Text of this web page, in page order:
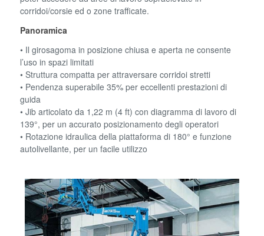
corridoi/corsie ed o zone trafficate.
Panoramica
• Il girosagoma in posizione chiusa e aperta ne consente
l’uso in spazi limitati
• Struttura compatta per attraversare corridoi stretti
• Pendenza superabile 35% per eccellenti prestazioni di
guida
• Jib articolato da 1,22 m (4 ft) con diagramma di lavoro di
139°, per un accurato posizionamento degli operatori
• Rotazione idraulica della piattaforma di 180° e funzione
autolivellante, per un facile utilizzo